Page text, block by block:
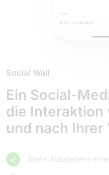
Social Wall
Ein Social-
die Interaktion
und nach
Biete Ausstellern